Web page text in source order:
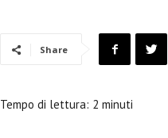
Share
Tempo di lettura: 2 minuti